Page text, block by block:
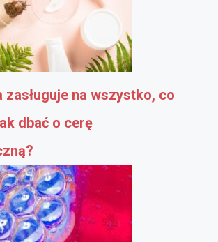
na wszystko, co
dbać o cerę